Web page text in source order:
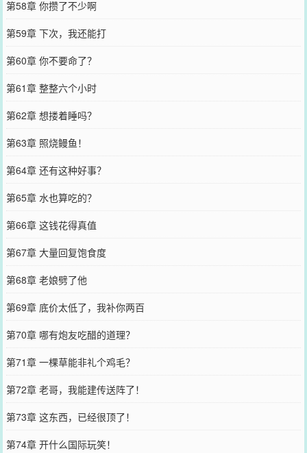
第58章 你攒了不少啊
第59章 下次，我还能打
第60章 你不要命了？
第61章 整整六个小时
第62章 想搂着睡吗？
第63章 照烧鳗鱼！
第64章 还有这种好事？
第65章 水也算吃的？
第66章 这钱花得真值
第67章 大量回复饱食度
第68章 老娘劈了他
第69章 底价太低了，我补你两百
第70章 哪有炮友吃醋的道理？
第71章 一棵草能非礼个鸡毛？
第72章 老哥，我能建传送阵了！
第73章 这东西，已经很顶了！
第74章 开什么国际玩笑！